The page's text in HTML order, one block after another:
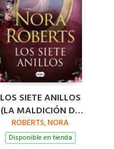
LOS SIETE ANILLOS
(LA MALDICIÓN DE
LAS SIETE NOVIAS 3)
ROBERTS, NORA
Disponible en tienda